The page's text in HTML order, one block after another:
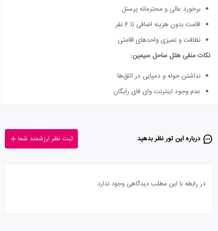
برخورد عالی و محترمانه پرسنل
اقامت بدون هزینه اضافی تا 6 نفر
نظافت و تمیزی واحدهای اقامتی
نکات منفی هتل ساحل سیمین:
نداشتن حوله و دمپایی در اتاق‌ها
عدم وجود اینترنت وای فای رایگان
درباره این تور‌ نظر بدهید ثبت نظر ارزشمند شما
در رابطه با این مطلب دیدگاهی وجود ندارد